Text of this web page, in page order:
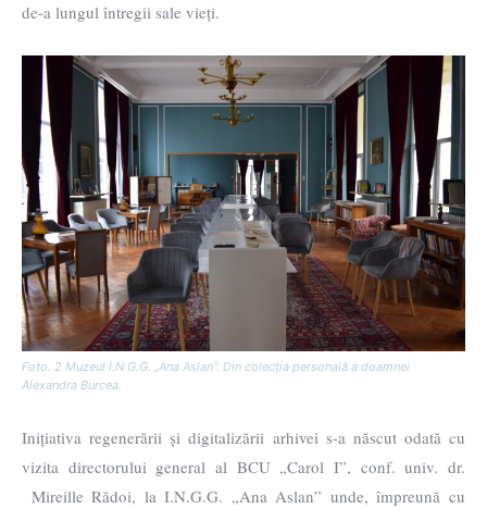
de-a lungul întregii sale vieți.
Foto. 2 Muzeul I.N.G.G. „Ana Aslan”. Din colecția personală a doamnei
Alexandra Burcea.
Inițiativa regenerării și digitalizării arhivei s-a născut odată cu
vizita directorului general al BCU „Carol I”, conf. univ. dr.
Mireille Rădoi, la I.N.G.G. „Ana Aslan” unde, împreună cu